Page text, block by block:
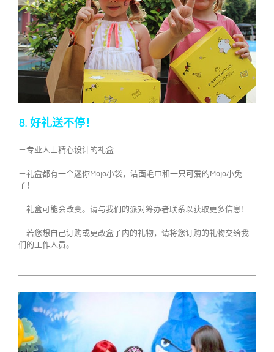
8. 好礼送不停！
－专业人士精心设计的礼盒
－礼盒都有一个迷你Mojo小袋，洁面毛巾和一只可爱的Mojo小兔
子！
－礼盒可能会改变。请与我们的派对筹办者联系以获取更多信息！
－若您想自己订购或更改盒子内的礼物，请将您订购的礼物交给我
们的工作人员。